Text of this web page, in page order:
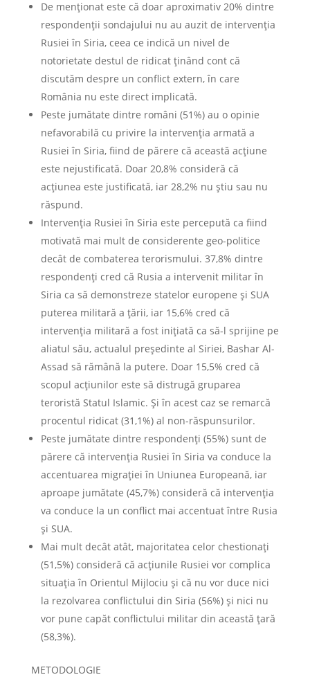
De menționat este că doar aproximativ 20% dintre
respondenții sondajului nu au auzit de intervenția
Rusiei în Siria, ceea ce indică un nivel de
notorietate destul de ridicat ținând cont că
discutăm despre un conflict extern, în care
România nu este direct implicată.
Peste jumătate dintre români (51%) au o opinie
nefavorabilă cu privire la intervenția armată a
Rusiei în Siria, fiind de părere că această acțiune
este nejustificată. Doar 20,8% consideră că
acțiunea este justificată, iar 28,2% nu știu sau nu
răspund.
Intervenția Rusiei în Siria este percepută ca fiind
motivată mai mult de considerente geo-politice
decât de combaterea terorismului. 37,8% dintre
respondenți cred că Rusia a intervenit militar în
Siria ca să demonstreze statelor europene și SUA
puterea militară a țării, iar 15,6% cred că
intervenția militară a fost inițiată ca să-l sprijine pe
aliatul său, actualul președinte al Siriei, Bashar Al-
Assad să rămână la putere. Doar 15,5% cred că
scopul acțiunilor este să distrugă gruparea
teroristă Statul Islamic. Și în acest caz se remarcă
procentul ridicat (31,1%) al non-răspunsurilor.
Peste jumătate dintre respondenți (55%) sunt de
părere că intervenția Rusiei în Siria va conduce la
accentuarea migrației în Uniunea Europeană, iar
aproape jumătate (45,7%) consideră că intervenția
va conduce la un conflict mai accentuat între Rusia
și SUA.
Mai mult decât atât, majoritatea celor chestionați
(51,5%) consideră că acțiunile Rusiei vor complica
situația în Orientul Mijlociu și că nu vor duce nici
la rezolvarea conflictului din Siria (56%) și nici nu
vor pune capăt conflictului militar din această țară
(58,3%).
METODOLOGIE